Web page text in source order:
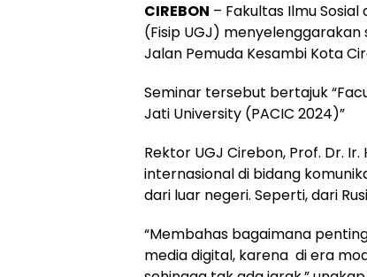
CIREBON – Fakultas Ilmu
(Fisip UGJ) menyelenggarakan
Jalan Pemuda Kesambi Kota
Seminar tersebut bertajuk
Jati University (PACIC 2024)”
Rektor UGJ Cirebon, Prof. Dr.
internasional di bidang
dari luar negeri. Seperti, dari
“Membahas bagaimana
media digital, karena di era